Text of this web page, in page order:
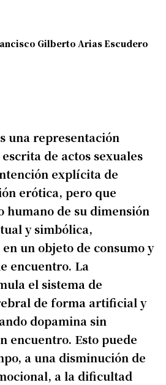
Gilberto Arias Escudero
una representación
de actos sexuales
explícita de
erótica, pero que
humano de su dimensión
y simbólica,
un objeto de consumo y
encuentro. La
el sistema de
de forma artificial y
dopamina sin
encuentro. Esto puede
a una disminución de
a la dificultad